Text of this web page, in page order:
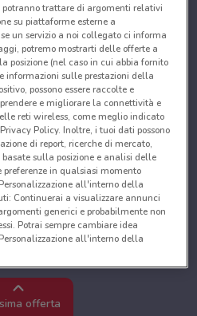
offerta
trattare di argomenti relativi
su piattaforme esterne a
un servizio a noi collegato ci informa
potremo mostrarti delle offerte a
posizione (nel caso in cui abbia fornito
informazioni sulle prestazioni della
possono essere raccolte e
e migliorare la connettività e
reti wireless, come meglio indicato
Policy. Inoltre, i tuoi dati possono
di report, ricerche di mercato,
sulla posizione e analisi delle
in qualsiasi momento
all'interno della
Continuerai a visualizzare annunci
generici e probabilmente non
Potrai sempre cambiare idea
all'interno della
i dati per fornire:
precisi. Scansione attiva delle
dell’identificazione. Archiviare